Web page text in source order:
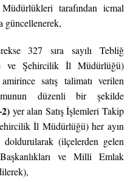
tarafından icmal
güncellenerek,
327 sıra sayılı Tebliğ
ve Şehircilik İl Müdürlüğü)
satış talimatı verilen
düzenli bir şekilde
yer alan Satış İşlemleri Takip
İl Müdürlüğü) her ayın
(ilçelerden gelen
ve Milli Emlak